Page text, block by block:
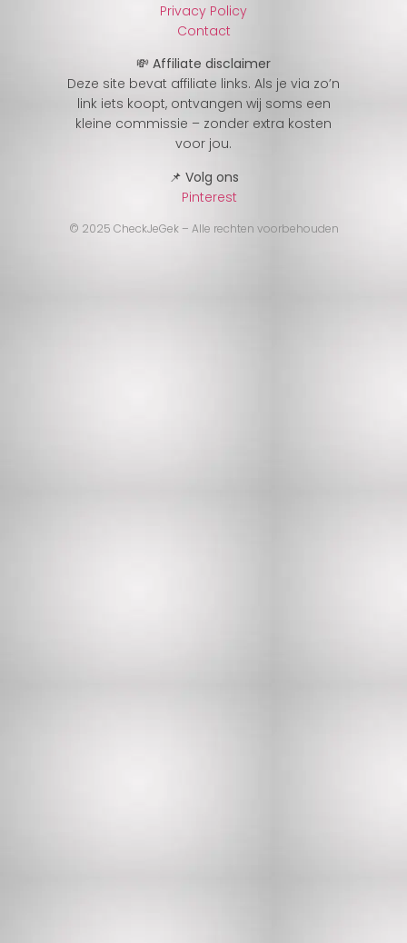
Privacy Policy
Contact
💸 Affiliate disclaimer
Deze site bevat affiliate links. Als je via zo’n
link iets koopt, ontvangen wij soms een
kleine commissie – zonder extra kosten
voor jou.
📌 Volg ons
Pinterest
© 2025 CheckJeGek – Alle rechten voorbehouden